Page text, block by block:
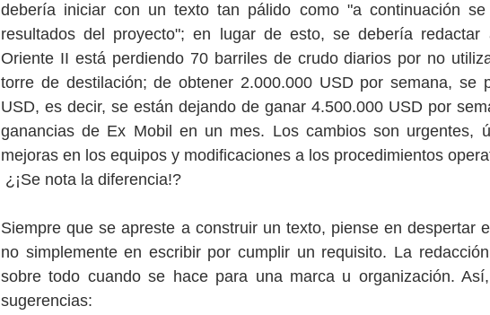
debería iniciar con un texto tan pálido como "a continuación
resultados del proyecto"; en lugar de esto, se debería redactar
Oriente II está perdiendo 70 barriles de crudo diarios por no
torre de destilación; de obtener 2.000.000 USD por semana, se
USD, es decir, se están dejando de ganar 4.500.000 USD por
ganancias de Ex Mobil en un mes. Los cambios son urgentes,
mejoras en los equipos y modificaciones a los procedimientos
¿¡Se nota la diferencia!?
Siempre que se apreste a construir un texto, piense en despertar
no simplemente en escribir por cumplir un requisito. La
sobre todo cuando se hace para una marca u organización.
sugerencias: